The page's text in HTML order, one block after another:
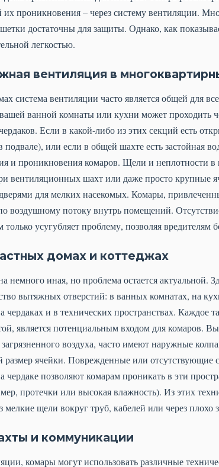
их проникновения – через систему вентиляции.
достаточны для защиты. Однако, как
легкостью.
вентиляция в
система вентиляции часто является общей для
вашей ванной комнаты или кухни может проходить
Если в какой-либо из этих секций есть
или если в общей шахте есть застойная
и проникновения комаров. Щели и неплотности
вентиляционных шахт или даже просто крупные
для мелких насекомых. Комары,
воздушному потоку внутрь помещений.
усугубляет проблему, позволяя вредителям
домах и коттеджах
немного иная, но проблема остается актуальной.
вытяжных отверстий: в ванных комнатах, на
чердаках и в технических пространствах. Каждое
является потенциальным входом для комаров.
воздуха, часто имеют наружные
ячейки. Поврежденные или отсутствующие
позволяют комарам проникать в эти
протечки или высокая влажность). Из этих
щели вокруг труб, кабелей или через плохо
и коммуникации
комары могут использовать различные